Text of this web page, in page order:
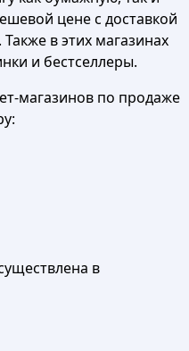
цене с доставкой
в этих магазинах
и бестселлеры.
магазинов по продаже
в